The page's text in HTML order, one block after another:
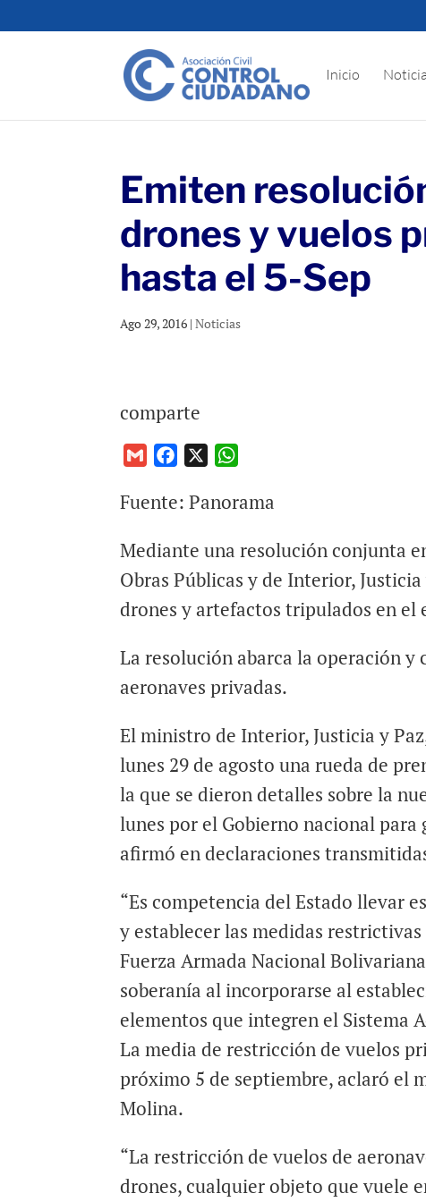
Inicio
Emiten
drones y vuelos
hasta el 5-Sep
Ago 29, 2016 |Noticias
comparte
G
a
l
c
b
o
k
a
s
p
Fuente: Panorama
Mediante una resolución conjunta
Obras Públicas y de Interior,
drones y artefactos tripulados en el
La resolución abarca la operación
aeronaves privadas.
El ministro de Interior, Justicia y
lunes 29 de agosto una rueda de
la que se dieron detalles sobre la
lunes por el Gobierno nacional
afirmó en declaraciones
“Es competencia del Estado llevar
y establecer las medidas
Fuerza Armada Nacional
soberanía al incorporarse al
elementos que integren el Sistema
La media de restricción de vuelos
próximo 5 de septiembre, aclaró el
Molina.
“La restricción de vuelos de
drones, cualquier objeto que vuele